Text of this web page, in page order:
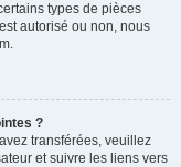
types de pièces
autorisé ou non, nous
?
transférées, veuillez
et suivre les liens vers